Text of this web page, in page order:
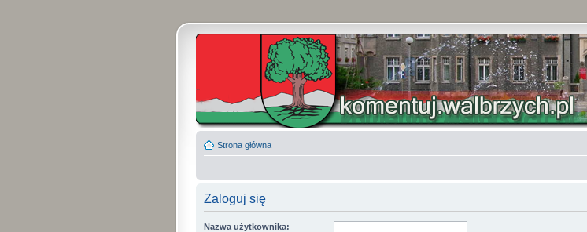
Strona główna
Zaloguj się
Nazwa użytkownika: